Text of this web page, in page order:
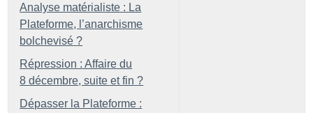
Analyse matérialiste : La
Plateforme, l’anarchisme
bolchevisé ?
Répression : Affaire du
8 décembre, suite et fin ?
Dépasser la Plateforme :